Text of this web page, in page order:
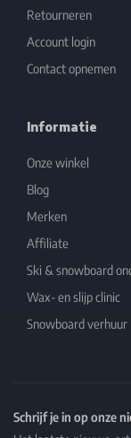
Retourneren
Account login
Contact opnemen
Informatie
Onze winkel
Blog
Merken
Affiliate
Ski & snowboard
Wax- en slijp clinic
Snowboard verhuur
Schrijf je in op onze